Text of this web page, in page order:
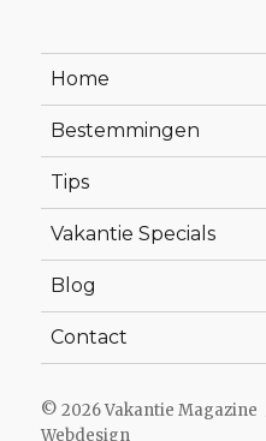
Home
Bestemmingen
Tips
Vakantie Specials
Blog
Contact
© 2026Vakantie Magazine
Webdesign